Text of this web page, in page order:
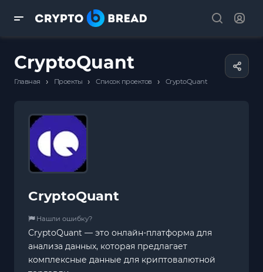
CryptoQuant
Главная › Проекты › Список проектов › CryptoQuant
CryptoQuant
Нашли ошибку?
CryptoQuant — это онлайн-платформа для
анализа данных, которая предлагает
комплексные данные для криптовалютной